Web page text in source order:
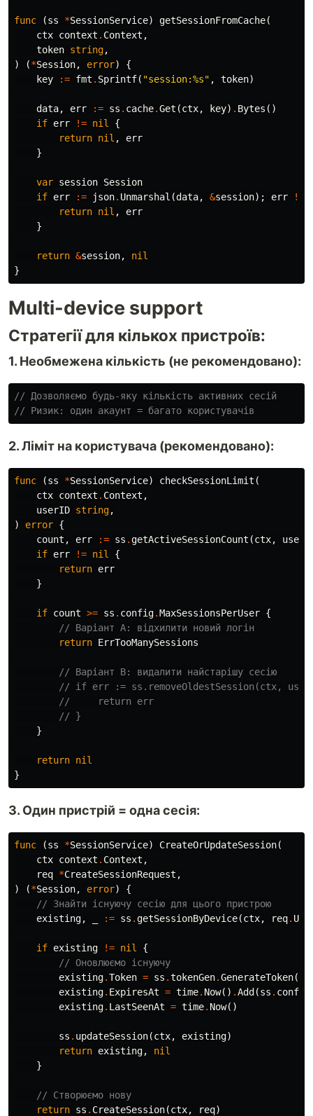
func (ss *SessionService) getSessionFromCache(
ctx context . Context ,
token string,
)
(*Session, error)
{
key
:= fmt . Sprintf( "session:%s" , token)
data, err := ss . cache.Get (ctx, key) . Bytes ()
if err != nil
{
return nil ,
err
}
var session Session
if err := json. Unmarshal (data, &session); err !=
return nil ,
err
}
return &session,
nil
}
Multi-device support
Стратегії для кількох пристроїв:
1. Необмежена кількість (не рекомендовано):
// Дозволяємо будь-яку кількість активних сесій
// Ризик: один акаунт = багато користувачів
2. Ліміт на користувача (рекомендовано):
func (ss *SessionService) checkSessionLimit (
ctx context . Context ,
userID string,
)
error {
count , err := ss .getActiveSessionCount (ctx,
if err != nil
{
return err
}
if count >= ss . config.MaxSessionsPerUser {
// Варіант A: відхилити новий логін
return ErrTooManySessions
// Варіант B: видалити найстарішу сесію
// if err := ss.removeOldestSession(ctx,
//     return err
// }
}
return nil
}
3. Один пристрій = одна сесія:
func (ss *SessionService) CreateOrUpdateSession(
ctx context . Context ,
req *CreateSessionRequest ,
)
(*Session, error)
{
// Знайти існуючу сесію для цього пристрою
existing, := ss .getSessionByDevice(ctx, req.
if existing != nil
{
// Оновлюємо існуючу
existing.Token = ss .tokenGen.GenerateToken()
existing. ExpiresAt = time. Now() .Add (ss . config
existing. LastSeenAt = time. Now()
ss . updateSession(ctx, existing)
return existing,
nil
}
// Створюємо нову
return ss . CreateSession(ctx, req)